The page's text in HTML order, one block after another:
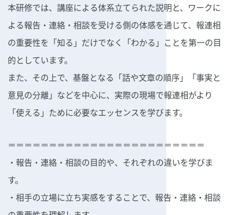
本研修では、講座による体系立てられた説明と、ワークに
よる報告・連絡・相談を受ける側の体感を通じて、報連相
の重要性を「知る」だけでなく「わかる」ことを第一の目
的としています。
また、その上で、基盤となる「話や文章の順序」「事実と
意見の分離」などを中心に、実際の現場で報連相がより
「使える」ために必要なエッセンスを学びます。
＝＝＝＝＝＝＝＝＝＝＝＝＝＝＝＝＝＝＝＝＝＝＝＝
・報告・連絡・相談の目的や、それぞれの違いを学びま
す。
・相手の立場に立ち実感をすることで、報告・連絡・相談